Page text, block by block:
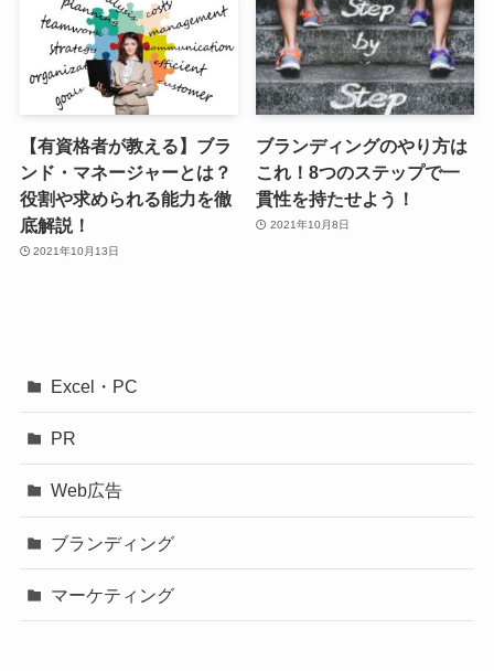
【有資格者が教える】ブラ
ンド・マネージャーとは？
役割や求められる能力を徹
底解説！
2021年10月13日
ブランディングのやり方は
これ！8つのステップで一
貫性を持たせよう！
2021年10月8日
Excel・PC
PR
Web広告
ブランディング
マーケティング